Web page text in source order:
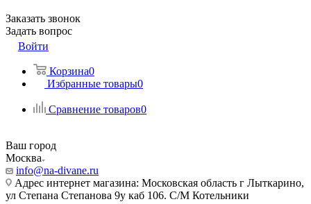
Заказать звонок
Задать вопрос
Войти
Корзина0
Избранные товары0
Сравнение товаров0
Ваш город
Москва
info@na-divane.ru
Адрес интернет магазина: Московская область г Лыткарино,
ул Степана Степанова 9у каб 106. С/М Котельники